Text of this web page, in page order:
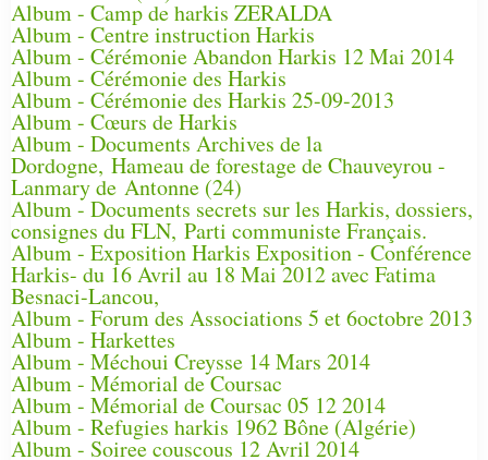
Album - Camp de harkis ZERALDA
Album - Centre instruction Harkis
Album - Cérémonie Abandon Harkis 12 Mai 2014
Album - Cérémonie des Harkis
Album - Cérémonie des Harkis 25-09-2013
Album - Cœurs de Harkis
Album - Documents Archives de la
Dordogne, Hameau de forestage de Chauveyrou -
Lanmary de Antonne (24)
Album - Documents secrets sur les Harkis, dossiers,
consignes du FLN, Parti communiste Français.
Album - Exposition Harkis Exposition - Conférence
Harkis- du 16 Avril au 18 Mai 2012 avec Fatima
Besnaci-Lancou,
Album - Forum des Associations 5 et 6octobre 2013
Album - Harkettes
Album - Méchoui Creysse 14 Mars 2014
Album - Mémorial de Coursac
Album - Mémorial de Coursac 05 12 2014
Album - Refugies harkis 1962 Bône (Algérie)
Album - Soiree couscous 12 Avril 2014